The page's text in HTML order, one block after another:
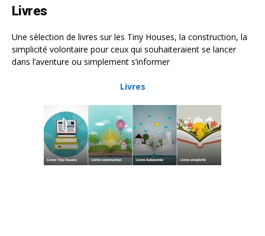
Livres
Une sélection de livres sur les Tiny Houses, la construction, la
simplicité volontaire pour ceux qui souhaiteraient se lancer
dans l’aventure ou simplement s’informer
Livres